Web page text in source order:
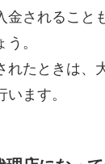
金されること
。
れたときは、
ます。